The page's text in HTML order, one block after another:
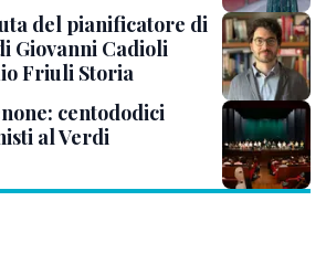
del pianificatore di
Giovanni Cadioli
Friuli Storia
centododici
al Verdi